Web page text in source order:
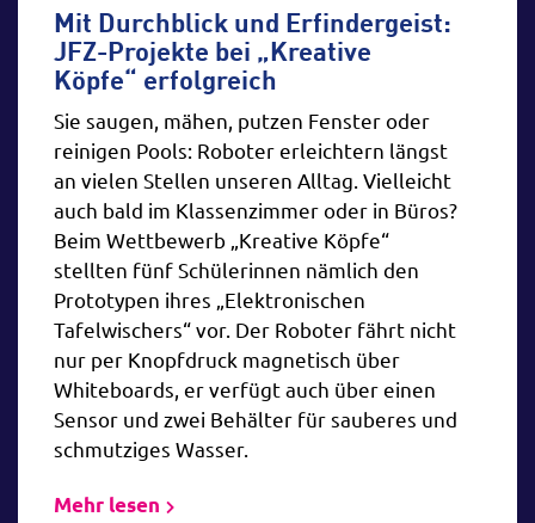
Zur Veranstaltung
07. August
15:00 bis 15:34 Uhr
VAST – Eine kosmische
Reise durch Raum und
Zeit – 3D
Der Weltraum hat eine
unvorstellbare Ausdehnung.
Wir begeben uns auf eine Reise
in die Weiten des Weltraums –
wie sie für uns Menschen nicht
Norrköping Visualization
Mit Durchblick und Erfindergeist:
JFZ-Projekte bei „Kreative
Köpfe“ erfolgreich
Sie saugen, mähen, putzen Fenster oder
reinigen Pools: Roboter erleichtern längst
an vielen Stellen unseren Alltag. Vielleicht
auch bald im Klassenzimmer oder in Büros?
Beim Wettbewerb „Kreative Köpfe“
stellten fünf Schülerinnen nämlich den
Prototypen ihres „Elektronischen
Tafelwischers“ vor. Der Roboter fährt nicht
nur per Knopfdruck magnetisch über
Whiteboards, er verfügt auch über einen
Sensor und zwei Behälter für sauberes und
schmutziges Wasser.
Mehr lesen